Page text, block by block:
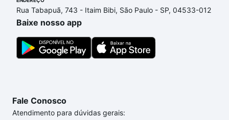
Rua Tabapuã, 743 - Itaim Bibi, São Paulo - SP, 04533-012
Baixe nosso app
Fale Conosco
Atendimento para dúvidas gerais: